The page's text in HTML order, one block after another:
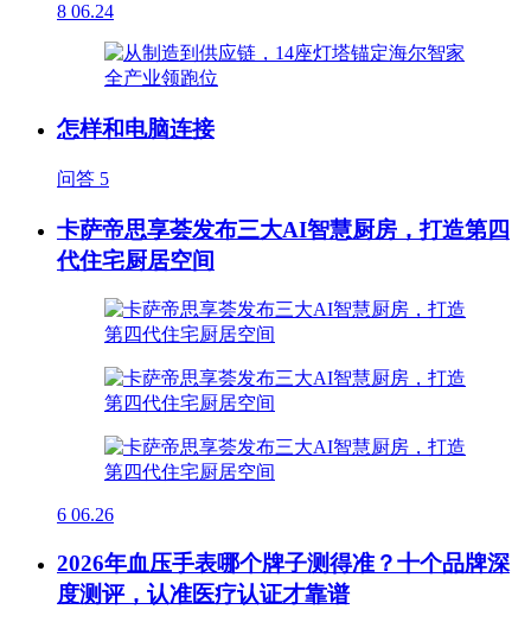
8 06.24
怎样和电脑连接
问答 5
卡萨帝思享荟发布三大AI智慧厨房，打造第四
代住宅厨居空间
6 06.26
2026年血压手表哪个牌子测得准？十个品牌深
度测评，认准医疗认证才靠谱